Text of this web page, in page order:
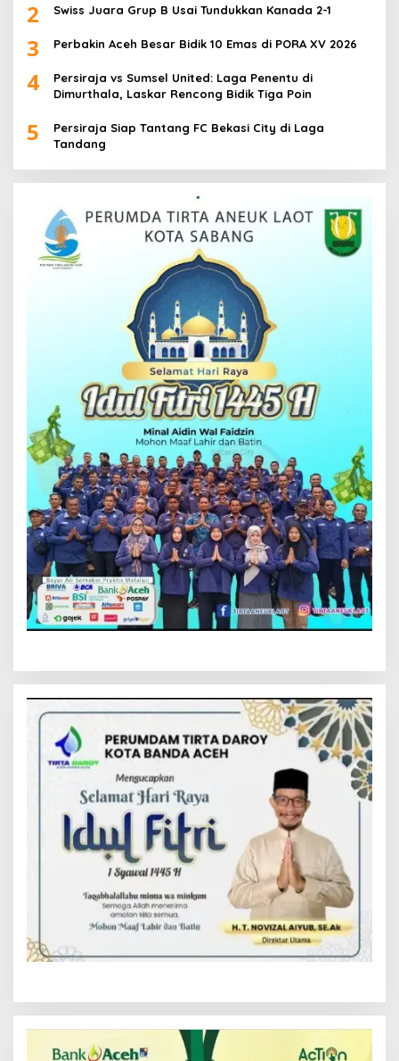
2 Swiss Juara Grup B Usai Tundukkan Kanada 2-1
3 Perbakin Aceh Besar Bidik 10 Emas di PORA XV 2026
4
Persiraja vs Sumsel United: Laga Penentu di
Dimurthala, Laskar Rencong Bidik Tiga Poin
5
Persiraja Siap Tantang FC Bekasi City di Laga
Tandang